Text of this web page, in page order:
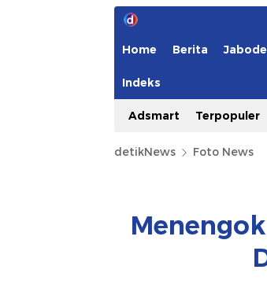
Home Berita
Indeks
Adsmart Terpopuler
detikNews Foto News